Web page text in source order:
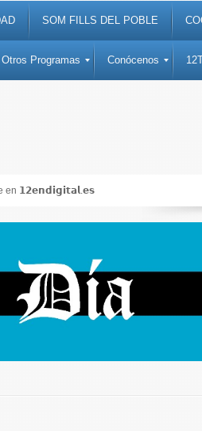
SOM FILLS DEL POBLE
Otros Programas Conócenos
en 𝟭𝟮𝗲𝗻𝗱𝗶𝗴𝗶𝘁𝗮𝗹.𝗲𝘀